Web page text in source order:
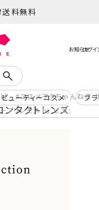
料無料
コスメヲタちゃんねる
ンタクトレンズ
ビューティーコスメ ブ
プリンセス by ピエナージュ